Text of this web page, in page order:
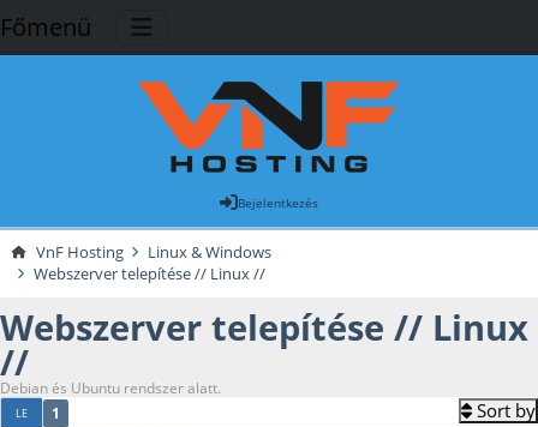
Főmenü
Bejelentkezés
VnF Hosting
Linux & Windows
Webszerver telepítése // Linux //
Webszerver telepítése // Linux
//
Debian és Ubuntu rendszer alatt.
LE 1 Sort by